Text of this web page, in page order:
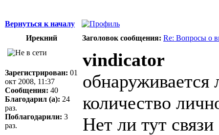
Вернуться к началу
Ирекний
Заголовок сообщения: Re: Вопросы о
Зарегистрирован: 01
окт 2008, 11:37
Сообщения: 40
Благодарил (а): 24
раз.
Поблагодарили: 3
раз.
vindicator
количество
Нет ли тут